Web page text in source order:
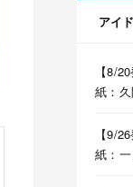
アイ
【8/
紙：
【9/
紙：